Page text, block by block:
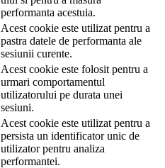
performanta acestuia.
Acest cookie este utilizat pentru a
pastra datele de performanta ale
sesiunii curente.
Acest cookie este folosit pentru a
urmari comportamentul
utilizatorului pe durata unei
sesiuni.
Acest cookie este utilizat pentru a
persista un identificator unic de
utilizator pentru analiza
performantei.